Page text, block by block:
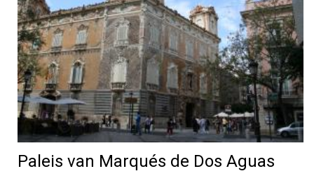
Paleis van Marqués de Dos Aguas